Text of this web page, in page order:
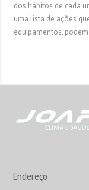
dos hábitos de cada
uma lista de ações
equipamentos,
Endereço